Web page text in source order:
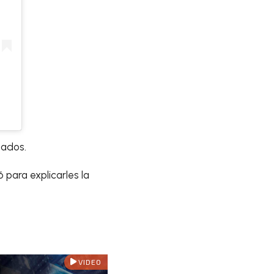
para explicarles la
VIDEO